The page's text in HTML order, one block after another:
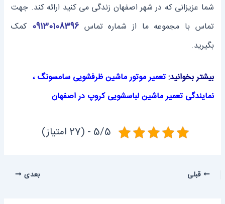
شما عزیزانی که در شهر اصفهان زندگی می کنید ارائه کند. جهت
تماس با مجموعه ما از شماره تماس 09130108396 کمک
بگیرید.
بیشتر بخوانید: تعمیر موتور ماشین ظرفشویی سامسونگ،
نمایندگی تعمیر ماشین ‌لباسشویی کروپ در اصفهان
5/5 - (27 امتیاز)
قبلی بعدی